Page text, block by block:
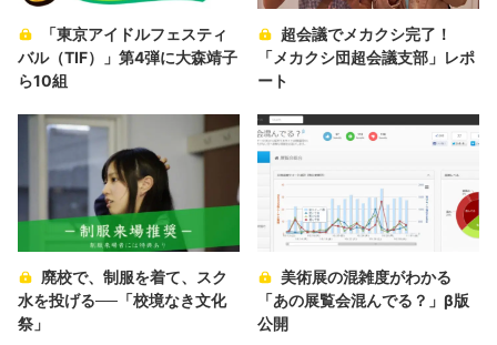
「東京アイドルフェスティ
バル（TIF）」第4弾に大森靖子
ら10組
超会議でメカクシ完了！
「メカクシ団超会議支部」レポ
ート
廃校で、制服を着て、スク
水を投げる──「校境なき文化
祭」
美術展の混雑度がわかる
「あの展覧会混んでる？」β版
公開